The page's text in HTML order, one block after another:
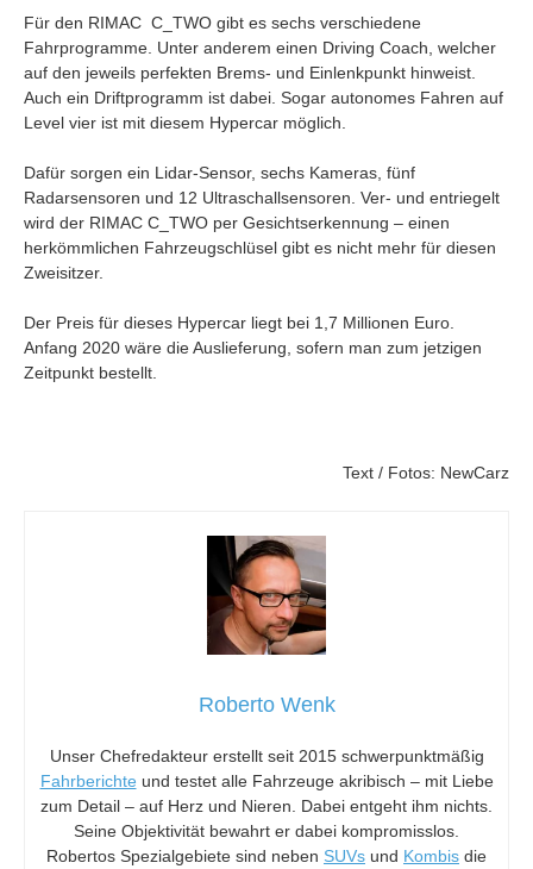
Für den RIMAC C_TWO gibt es sechs verschiedene
Fahrprogramme. Unter anderem einen Driving Coach, welcher
auf den jeweils perfekten Brems- und Einlenkpunkt hinweist.
Auch ein Driftprogramm ist dabei. Sogar autonomes Fahren auf
Level vier ist mit diesem Hypercar möglich.
Dafür sorgen ein Lidar-Sensor, sechs Kameras, fünf
Radarsensoren und 12 Ultraschallsensoren. Ver- und entriegelt
wird der RIMAC C_TWO per Gesichtserkennung – einen
herkömmlichen Fahrzeugschlüsel gibt es nicht mehr für diesen
Zweisitzer.
Der Preis für dieses Hypercar liegt bei 1,7 Millionen Euro.
Anfang 2020 wäre die Auslieferung, sofern man zum jetzigen
Zeitpunkt bestellt.
Text / Fotos: NewCarz
Roberto Wenk
Unser Chefredakteur erstellt seit 2015 schwerpunktmäßig
Fahrberichte und testet alle Fahrzeuge akribisch – mit Liebe
zum Detail – auf Herz und Nieren. Dabei entgeht ihm nichts.
Seine Objektivität bewahrt er dabei kompromisslos.
Robertos Spezialgebiete sind neben SUVs und Kombis die